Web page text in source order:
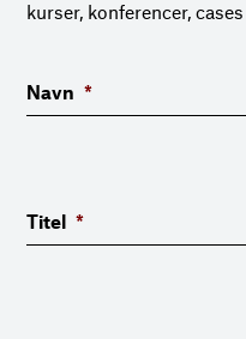
kurser, konferencer,
Navn *
Titel *